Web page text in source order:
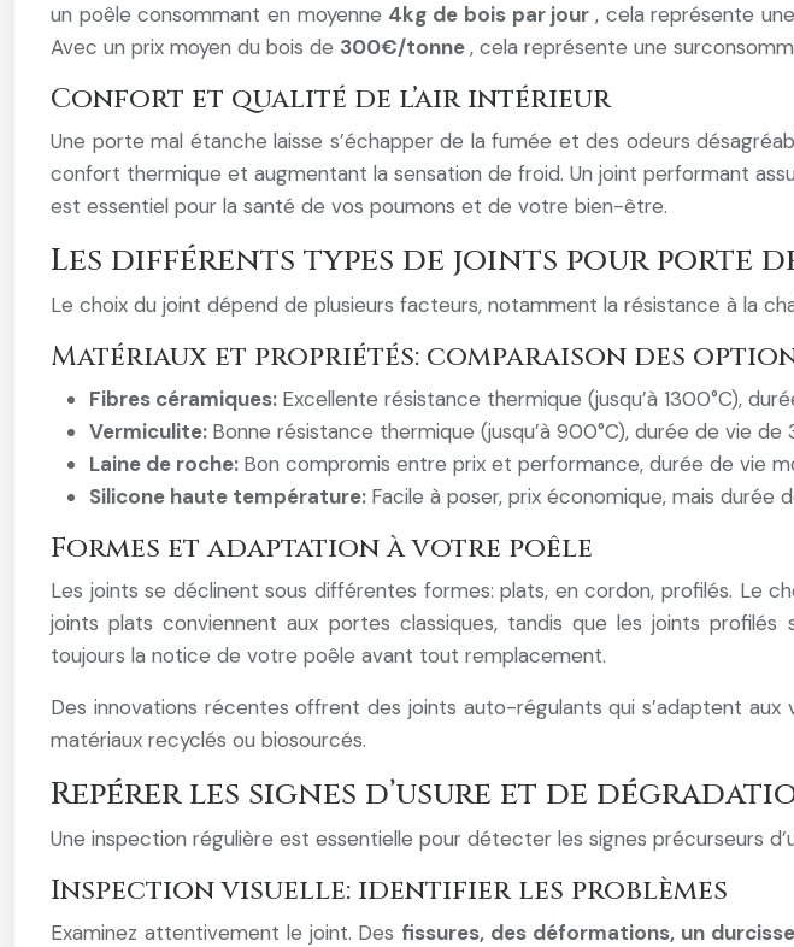
un poêle consommant en moyenne 4kg de bois par jour , cela représente
Avec un prix moyen du bois de 300€/tonne, cela représente une
Confort et qualité de l’air intérieur
Une porte mal étanche laisse s’échapper de la fumée et des odeurs
confort thermique et augmentant la sensation de froid. Un joint performant
est essentiel pour la santé de vos poumons et de votre bien-être.
Les différents types de joints pour porte
Le choix du joint dépend de plusieurs facteurs, notamment la résistance à la
Matériaux et propriétés: comparaison des
Fibres céramiques: Excellente résistance thermique (jusqu’à 1300°C),
Vermiculite: Bonne résistance thermique (jusqu’à 900°C), durée de vie de
Laine de roche: Bon compromis entre prix et performance, durée de vie
Silicone haute température: Facile à poser, prix économique, mais durée
Formes et adaptation à votre poêle
Les joints se déclinent sous différentes formes: plats, en cordon, profilés. Le
joints plats conviennent aux portes classiques, tandis que les joints
toujours la notice de votre poêle avant tout remplacement.
Des innovations récentes offrent des joints auto-régulants qui s’adaptent
matériaux recyclés ou biosourcés.
Repérer les signes d’usure et de
Une inspection régulière est essentielle pour détecter les signes précurseurs
Inspection visuelle: identifier les problèmes
Examinez attentivement le joint. Des fissures, des déformations, un